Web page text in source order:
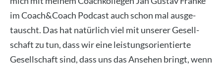
im Coach&Coach Pod­cast auch schon mal aus­ge­
tauscht. Das hat natür­lich viel mit unse­rer Gesell­
schaft zu tun, dass wir eine leis­tungs­ori­en­tier­te
Gesell­schaft sind, dass uns das Anse­hen bringt, wenn